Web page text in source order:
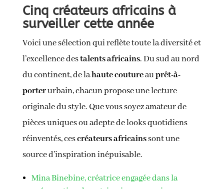
Cinq créateurs africains à
surveiller cette année
Voici une sélection qui reflète toute la diversité et
l’excellence destalents africains. Du sud au nord
du continent, de lahaute coutureauprêt-à-
porterurbain, chacun propose une lecture
originale du style. Que vous soyez amateur de
pièces uniques ou adepte de looks quotidiens
réinventés, cescréateurs africainssont une
source d’inspiration inépuisable.
Mina Binebine, créatrice engagée dans la